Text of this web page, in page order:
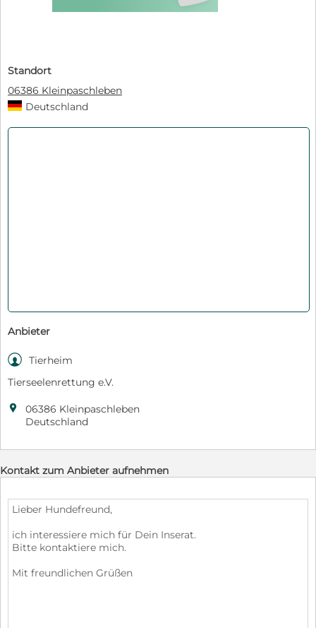
Standort
06386 Kleinpaschleben
Deutschland
Anbieter
 Tierheim
Tierseelenrettung e.V.

06386 Kleinpaschleben
Deutschland
Kontakt zum Anbieter aufnehmen